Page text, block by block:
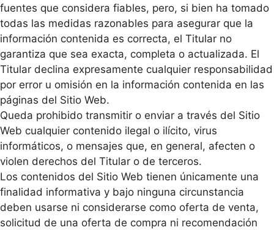
fuentes que considera fiables, pero, si bien ha tomado
todas las medidas razonables para asegurar que la
información contenida es correcta, el Titular no
garantiza que sea exacta, completa o actualizada. El
Titular declina expresamente cualquier responsabilidad
por error u omisión en la información contenida en las
páginas del Sitio Web.
Queda prohibido transmitir o enviar a través del Sitio
Web cualquier contenido ilegal o ilícito, virus
informáticos, o mensajes que, en general, afecten o
violen derechos del Titular o de terceros.
Los contenidos del Sitio Web tienen únicamente una
finalidad informativa y bajo ninguna circunstancia
deben usarse ni considerarse como oferta de venta,
solicitud de una oferta de compra ni recomendación